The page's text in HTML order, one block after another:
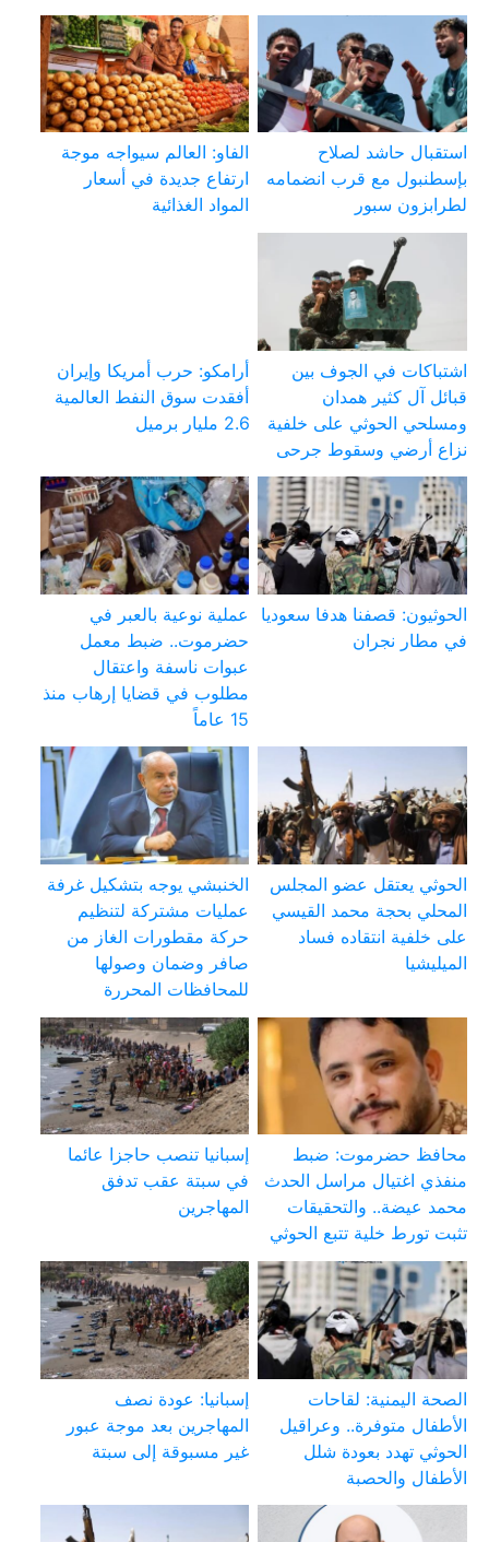
استقبال حاشد لصلاح
بإسطنبول مع قرب انضمامه
لطرابزون سبور
الفاو: العالم سيواجه موجة
ارتفاع جديدة في أسعار
المواد الغذائية
اشتباكات في الجوف بين
قبائل آل كثير همدان
ومسلحي الحوثي على خلفية
نزاع أرضي وسقوط جرحى
أرامكو: حرب أمريكا وإيران
أفقدت سوق النفط العالمية
2.6 مليار برميل
الحوثيون: قصفنا هدفا سعوديا
في مطار نجران
عملية نوعية بالعبر في
حضرموت.. ضبط معمل
عبوات ناسفة واعتقال
مطلوب في قضايا إرهاب منذ
15 عاماً
الحوثي يعتقل عضو المجلس
المحلي بحجة محمد القيسي
على خلفية انتقاده فساد
الميليشيا
الخنبشي يوجه بتشكيل غرفة
عمليات مشتركة لتنظيم
حركة مقطورات الغاز من
صافر وضمان وصولها
للمحافظات المحررة
محافظ حضرموت: ضبط
منفذي اغتيال مراسل الحدث
محمد عيضة.. والتحقيقات
تثبت تورط خلية تتبع الحوثي
إسبانيا تنصب حاجزا عائما
في سبتة عقب تدفق
المهاجرين
الصحة اليمنية: لقاحات
الأطفال متوفرة.. وعراقيل
الحوثي تهدد بعودة شلل
الأطفال والحصبة
إسبانيا: عودة نصف
المهاجرين بعد موجة عبور
غير مسبوقة إلى سبتة